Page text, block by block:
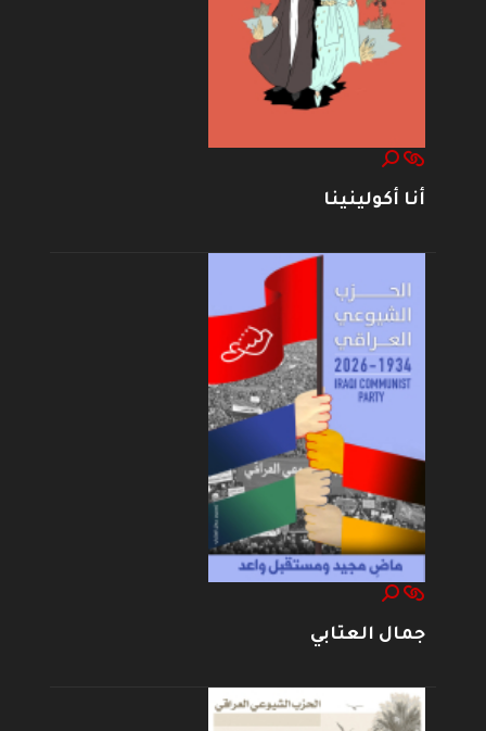
أنا أكولينينا
جمال العتابي